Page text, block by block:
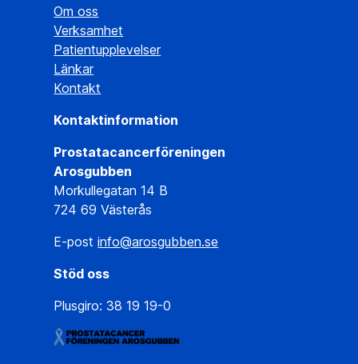
Om oss
Verksamhet
Patientupplevelser
Länkar
Kontakt
Kontaktinformation
Prostatacancerföreningen
Arosgubben
Morkullegatan 14 B
724 69 Västerås
E-postinfo@arosgubben.se
Stöd oss
Plusgiro: 38 19 19-0